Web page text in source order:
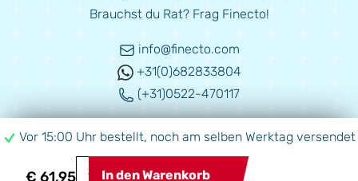
Vor 15:00 Uhr bestellt, noch am selben Werktag versendet
€ 61,95 In den Warenkorb
Brauchst du Rat? Frag Finecto!
info@finecto.com
+31(0)682833804
(+31)0522-470117
www.askfinecto.com